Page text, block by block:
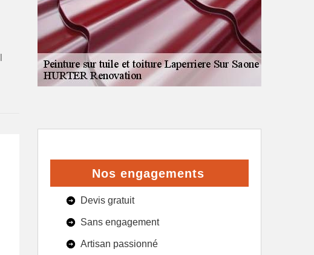
Nos engagements
Devis gratuit
Sans engagement
Artisan passionné